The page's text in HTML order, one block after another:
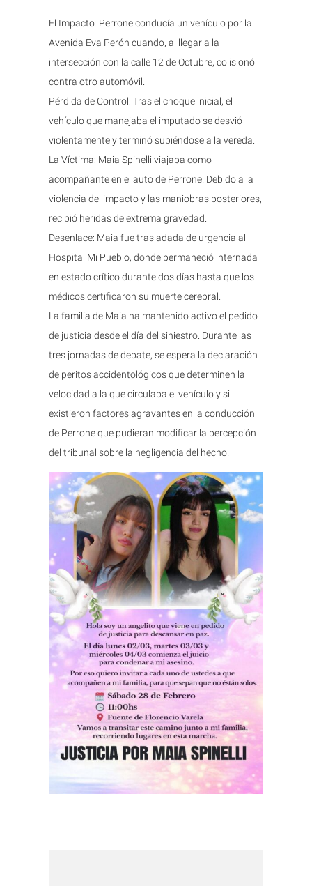
El Impacto: Perrone conducía un vehículo por la
Avenida Eva Perón cuando, al llegar a la
intersección con la calle 12 de Octubre, colisionó
contra otro automóvil.
Pérdida de Control: Tras el choque inicial, el
vehículo que manejaba el imputado se desvió
violentamente y terminó subiéndose a la vereda.
La Víctima: Maia Spinelli viajaba como
acompañante en el auto de Perrone. Debido a la
violencia del impacto y las maniobras posteriores,
recibió heridas de extrema gravedad.
Desenlace: Maia fue trasladada de urgencia al
Hospital Mi Pueblo, donde permaneció internada
en estado crítico durante dos días hasta que los
médicos certificaron su muerte cerebral.
La familia de Maia ha mantenido activo el pedido
de justicia desde el día del siniestro. Durante las
tres jornadas de debate, se espera la declaración
de peritos accidentológicos que determinen la
velocidad a la que circulaba el vehículo y si
existieron factores agravantes en la conducción
de Perrone que pudieran modificar la percepción
del tribunal sobre la negligencia del hecho.